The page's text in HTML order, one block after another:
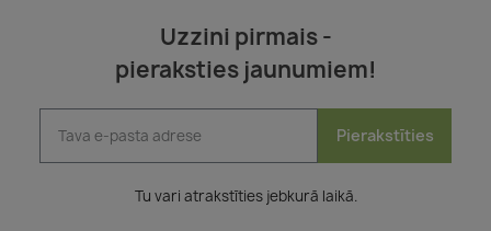
Uzzini pirmais -
pieraksties jaunumiem!
Pierakstīties
Tu vari atrakstīties jebkurā laikā.